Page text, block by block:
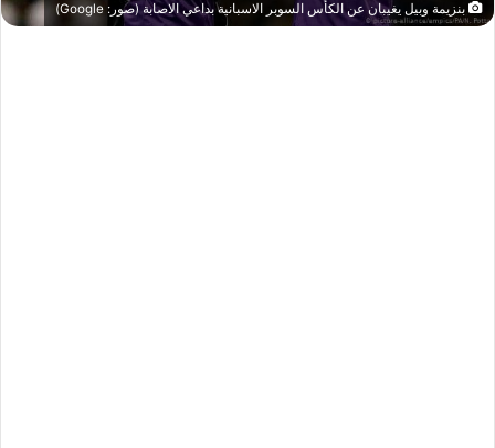
بنزيمة وبيل يغيبان عن الكأس السوبر الاسبانية بداعي الاصابة (صور: Google)